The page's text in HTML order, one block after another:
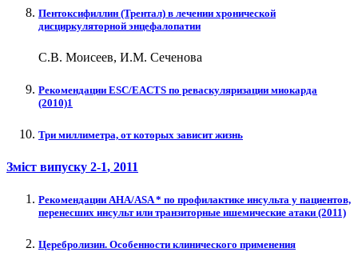
Пентоксифиллин (Трентал) в лечении хронической
дисциркуляторной энцефалопатии
С.В. Моисеев, И.М. Сеченова
Рекомендации ESC/EACTS по реваскуляризации миокарда
(2010)1
Три миллиметра, от которых зависит жизнь
Зміст випуску 2-1, 2011
Рекомендации AHA/ASA * по профилактике инсульта у пациентов,
перенесших инсульт или транзиторные ишемические атаки (2011)
Церебролизин. Особенности клинического применения